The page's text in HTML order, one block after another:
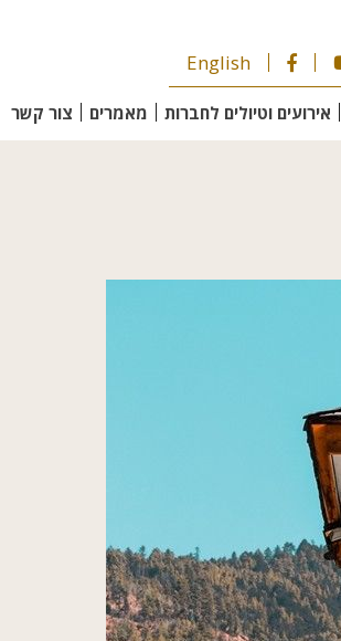
English
אירועים וטיולים לחברות מאמרים צור קשר